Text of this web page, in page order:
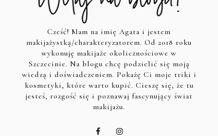
Cześć! Mam na imię Agata i jestem
makijażystką/charakteryzatorem. Od 2018 roku
wykonuję makijaże okolicznościowe w
Szczecinie. Na blogu chcę podzielić się moją
wiedzą i doświadczeniem. Pokażę Ci moje triki i
kosmetyki, które warto kupić. Cieszę się, że tu
jesteś, rozgość się i poznawaj fascynujący świat
makijażu.